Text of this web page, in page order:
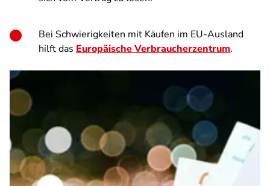
Bei Schwierigkeiten mit Käufen im EU-Ausland
hilft das Europäische Verbraucherzentrum.